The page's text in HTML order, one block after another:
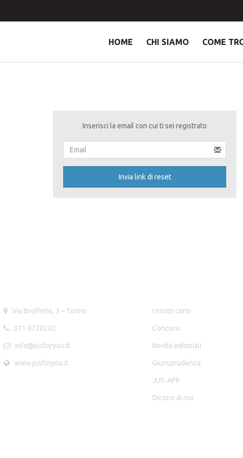
HOME CHI SIAMO COME
Inserisci la email con cui ti sei registrato
Invia link di reset
Via Brofferio, 3 – Torino
011 0720202
info@jusforyou.it
www.jusforyou.it
I nostri corsi
Concorsi
Novità editoriali
Giurisprudenza
JUS-APP
Dicono di noi